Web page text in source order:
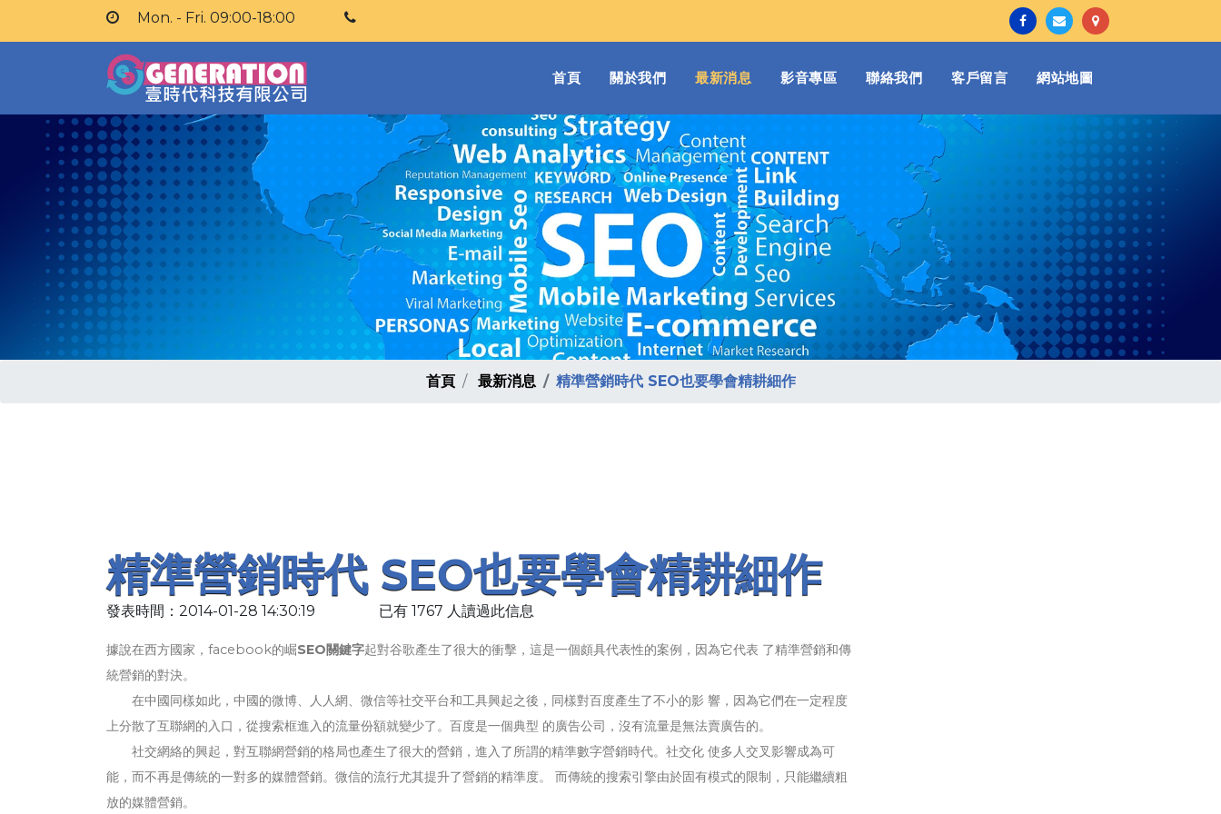
Mon. - Fri. 09:00-18:00
首頁(current)
關於我們 最新消息 影音專區 聯絡我們 客戶留言 網站地圖
首頁 最新消息 精準營銷時代 SEO也要學會精耕細作
精準營銷時代 SEO也要學會精耕細作
發表時間：2014-01-28 14:30:19 已有 1767 人讀過此信息
據說在西方國家，facebook的崛SEO關鍵字起對谷歌產生了很大的衝擊，這是一個頗具代表性的案例，因為它代表 了精準營銷和傳
統營銷的對決。
在中國同樣如此，中國的微博、人人網、微信等社交平台和工具興起之後，同樣對百度產生了不小的影 響，因為它們在一定程度
上分散了互聯網的入口，從搜索框進入的流量份額就變少了。百度是一個典型 的廣告公司，沒有流量是無法賣廣告的。
社交網絡的興起，對互聯網營銷的格局也產生了很大的營銷，進入了所謂的精準數字營銷時代。社交化 使多人交叉影響成為可
能，而不再是傳統的一對多的媒體營銷。微信的流行尤其提升了營銷的精準度。 而傳統的搜索引擎由於固有模式的限制，只能繼續粗
放的媒體營銷。